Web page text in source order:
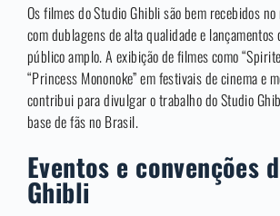
Os filmes do Studio Ghibli são bem recebidos
com dublagens de alta qualidade e lançamentos
público amplo. A exibição de filmes como
“Princess Mononoke” em festivais de cinema e
contribui para divulgar o trabalho do Studio
base de fãs no Brasil.
Eventos e convenções
Ghibli